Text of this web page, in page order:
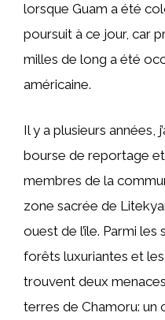
lorsque Guam a été
poursuit à ce jour, car
milles de long a été
américaine.
Il y a plusieurs années,
bourse de reportage et
membres de la
zone sacrée de
ouest de l’île. Parmi
forêts luxuriantes et
trouvent deux
terres de Chamoru: un